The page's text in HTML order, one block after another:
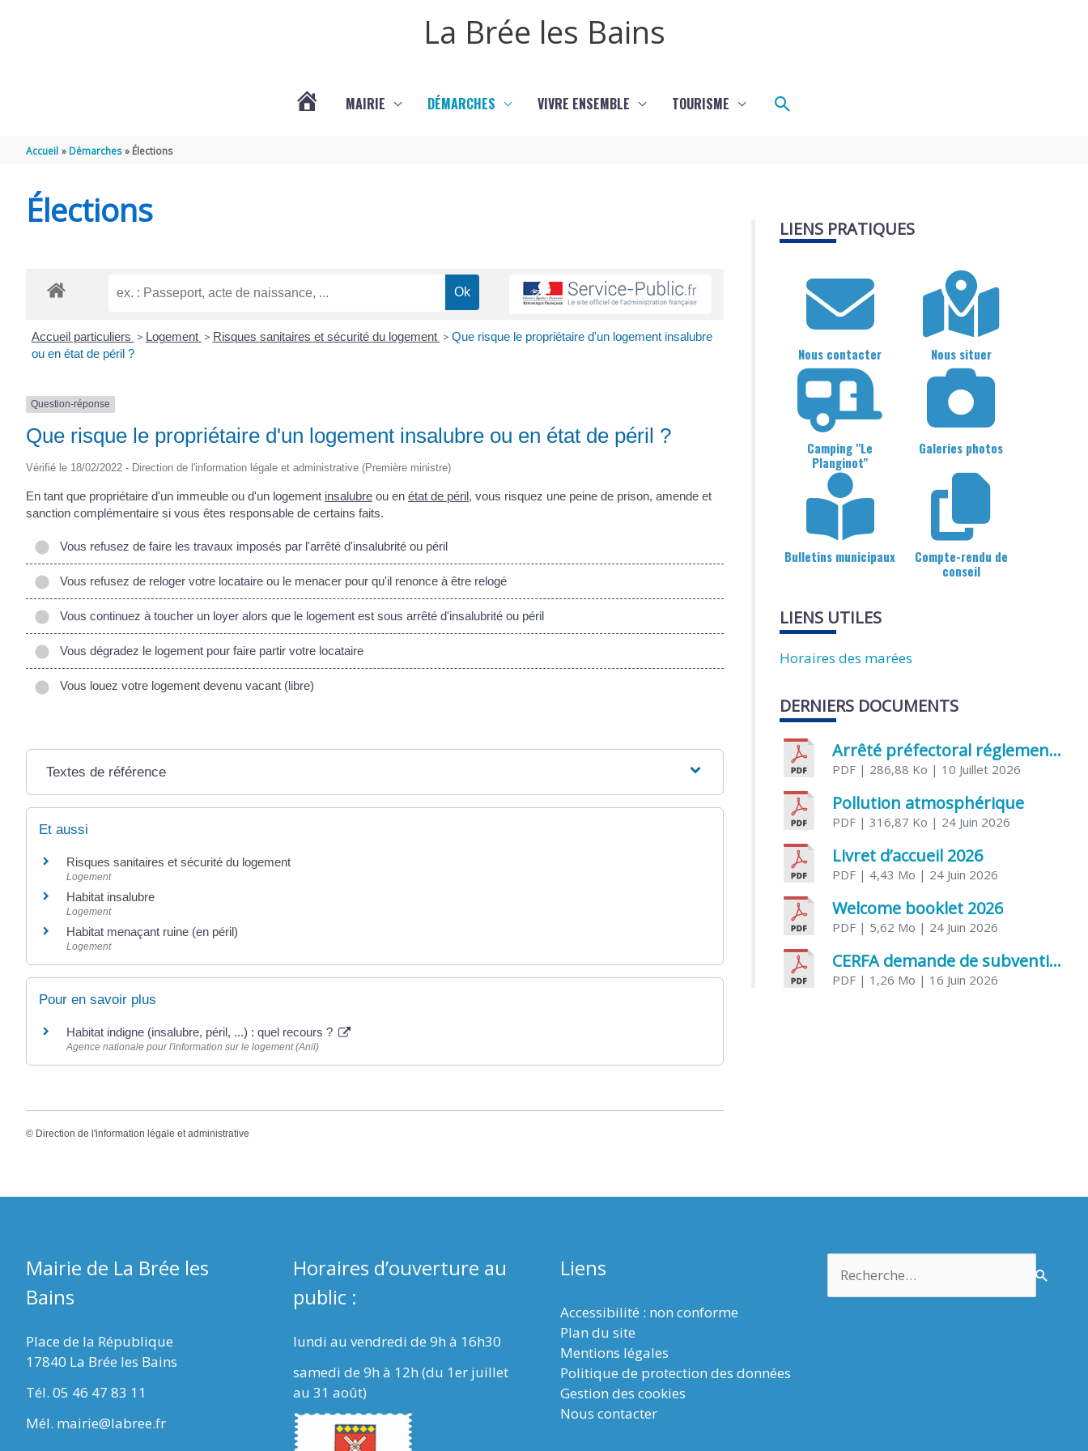
La Brée les Bains
MAIRIE DÉMARCHES VIVRE ENSEMBLE TOURISME Rechercher
Accueil Démarches Élections
Élections
Accueil particuliers > Logement > Risques sanitaires et sécurité du logement > Que risque le propriétaire d'un logement insalubre
ou en état de péril ?
Question-réponse
Que risque le propriétaire d'un logement insalubre ou en état de péril ?
Vérifié le 18/02/2022 - Direction de l'information légale et administrative (Première ministre)
En tant que propriétaire d'un immeuble ou d'un logement insalubre ou en état de péril, vous risquez une peine de prison, amende et
sanction complémentaire si vous êtes responsable de certains faits.
Vous refusez de faire les travaux imposés par l'arrêté d'insalubrité ou péril
Vous refusez de reloger votre locataire ou le menacer pour qu'il renonce à être relogé
Vous continuez à toucher un loyer alors que le logement est sous arrêté d'insalubrité ou péril
Vous dégradez le logement pour faire partir votre locataire
Vous louez votre logement devenu vacant (libre)
Textes de référence
Et aussi
Risques sanitaires et sécurité du logement
Logement
Habitat insalubre
Logement
Habitat menaçant ruine (en péril)
Logement
Pour en savoir plus
Habitat indigne (insalubre, péril, ...) : quel recours ?
Agence nationale pour l'information sur le logement (Anil)
© Direction de l'information légale et administrative
LIENS PRATIQUES
Nous contacter Nous situer
Camping "Le
Planginot"
Galeries photos
Bulletins municipaux
Compte-rendu de
conseil
LIENS UTILES
Horaires des marées
DERNIERS DOCUMENTS
Arrêté préfectoral réglementant l’usage de l’eau
PDF | 286,88 Ko | 10 Juillet 2026
Pollution atmosphérique
PDF | 316,87 Ko | 24 Juin 2026
Livret d’accueil 2026
PDF | 4,43 Mo | 24 Juin 2026
Welcome booklet 2026
PDF | 5,62 Mo | 24 Juin 2026
CERFA demande de subvention association
PDF | 1,26 Mo | 16 Juin 2026
Mairie de La Brée les
Bains
Place de la République
17840 La Brée les Bains
Tél. 05 46 47 83 11
Mél. mairie@labree.fr
Horaires d’ouverture au
public :
lundi au vendredi de 9h à 16h30
samedi de 9h à 12h (du 1er juillet
au 31 août)
Liens
Accessibilité : non conforme
Plan du site
Mentions légales
Politique de protection des données
Gestion des cookies
Nous contacter